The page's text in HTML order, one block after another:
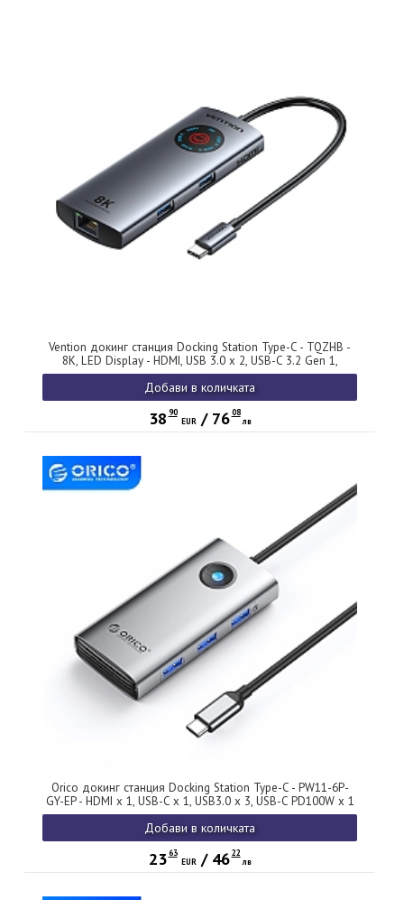
Vention докинг станция Docking Station Type-C - TQZHB -
8K, LED Display - HDMI, USB 3.0 x 2, USB-C 3.2 Gen 1,
PD100W, LAN (1Gbps)
Добави в количката
38 90
EUR/ 76 08
лв
Orico докинг станция Docking Station Type-C - PW11-6P-
GY-EP - HDMI x 1, USB-C x 1, USB3.0 x 3, USB-C PD100W x 1
Добави в количката
23 63
EUR/ 46 22
лв